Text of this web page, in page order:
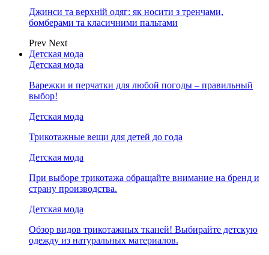
Джинси та верхній одяг: як носити з тренчами,
бомберами та класичними пальтами
Prev Next
Детская мода
Детская мода
Варежки и перчатки для любой погоды – правильный
выбор!
Детская мода
Трикотажные вещи для детей до года
Детская мода
При выборе трикотажа обращайте внимание на бренд и
страну производства.
Детская мода
Обзор видов трикотажных тканей! Выбирайте детскую
одежду из натуральных материалов.